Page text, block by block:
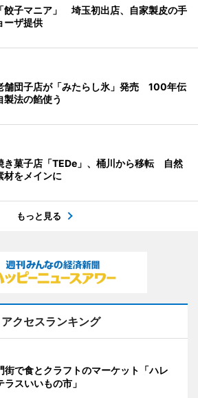
餃子マニア」 埼玉初出店、自家製皮の手
ーザ提供
舗団子店が「みたらし氷」発売 100年伝
製法の餡使う
き菓子店「TEDe」、桶川から移転 自然
材をメインに
もっと見る
アクセスランキング
街で食とクラフトのマーケット「ハレ
ラスいいもの市」